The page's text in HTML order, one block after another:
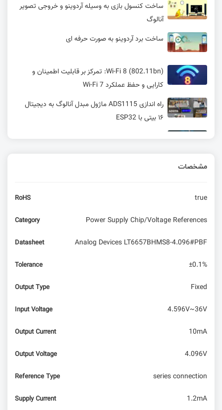
ساخت کنسول بازی به وسیله آردوینو و خروجی تصویر
آنالوگ
ساخت برد آردوینو به صورت حرفه ای
Wi-Fi 8 (802.11bn): تمرکز بر قابلیت اطمینان و
کارایی و حفظ عملکرد Wi-Fi 7
راه اندازی ADS1115 ماژول مبدل آنالوگ به دیجیتال
۱۶ بیتی با ESP32
جدید به زبان ساده
مشخصات
RoHS true
Category Power Supply Chip/Voltage References
Datasheet Analog Devices LT6657BHMS8-4.096#PBF
Tolerance ±0.1%
Output Type Fixed
Input Voltage 4.596V~36V
Output Current 10mA
Output Voltage 4.096V
Reference Type series connection
Supply Current 1.2mA